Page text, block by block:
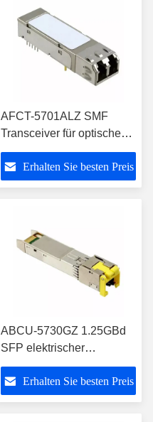
AFCT-5701ALZ SMF
Transceiver für optische
Transceiver-Module FC
und GbE SFP
Erhalten Sie besten Preis
ABCU-5730GZ 1.25GBd
SFP elektrischer
Transceiver
Niederspannungs-(3.3V)
über Kabel der
Erhalten Sie besten Preis